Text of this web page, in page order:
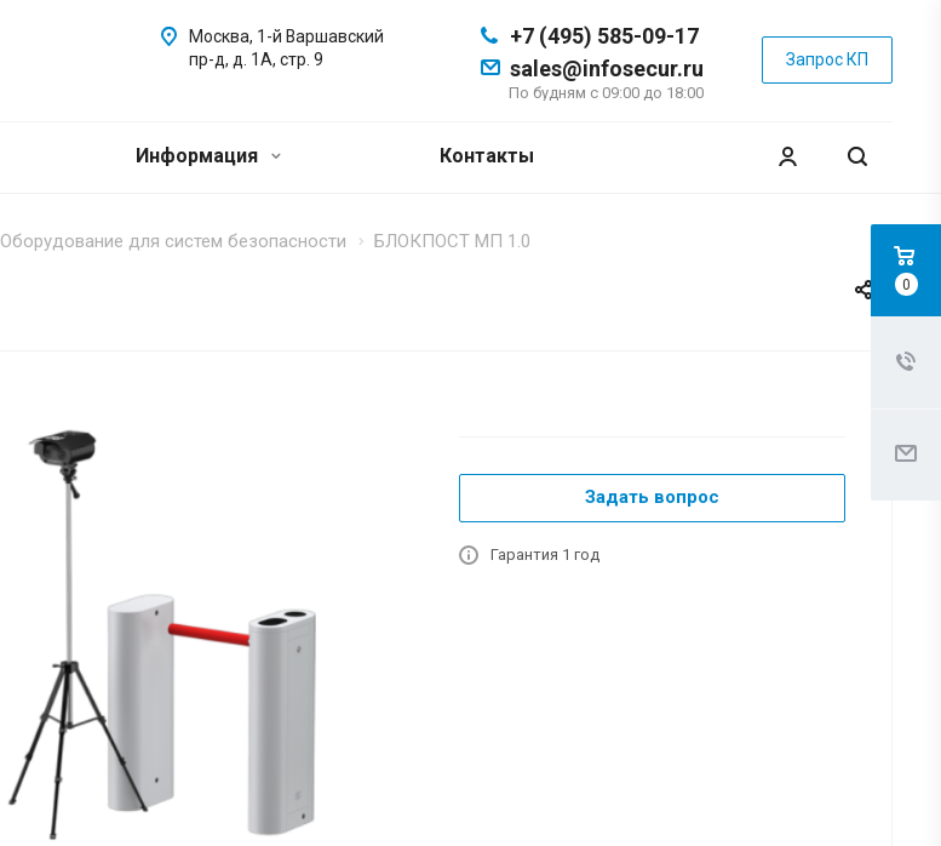
+7 (495) 585-09-17
sales@infosecur.ru
По будням с 09:00 до 18:00
Запрос КП
Москва, 1-й Варшавский
пр-д, д. 1А, стр. 9
Информация Контакты
Оборудование для систем безопасности БЛОКПОСТ МП 1.0
Задать вопрос
Гарантия 1 год
0